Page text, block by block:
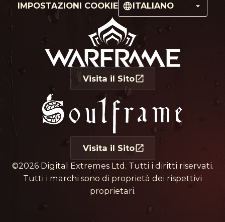
IMPOSTAZIONI COOKIE ITALIANO
Visita il Sito
Visita il Sito
©2026 Digital Extremes Ltd. Tutti i diritti riservati.
Tutti i marchi sono di proprietà dei rispettivi
proprietari.